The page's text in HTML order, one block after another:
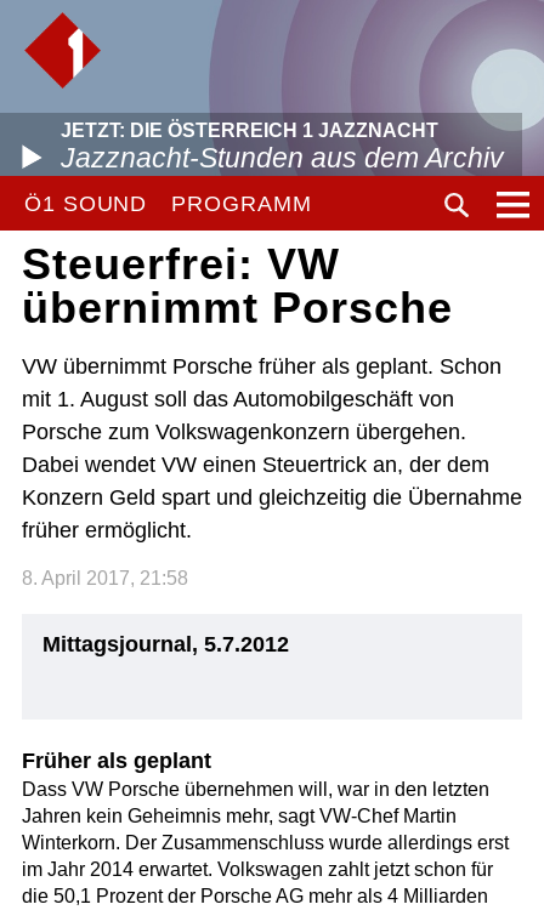
JETZT: DIE ÖSTERREICH 1 JAZZNACHT
Jazznacht-Stunden aus dem Archiv
Ö1 SOUND PROGRAMM
Steuerfrei: VW
übernimmt Porsche
VW übernimmt Porsche früher als geplant. Schon
mit 1. August soll das Automobilgeschäft von
Porsche zum Volkswagenkonzern übergehen.
Dabei wendet VW einen Steuertrick an, der dem
Konzern Geld spart und gleichzeitig die Übernahme
früher ermöglicht.
8. April 2017, 21:58
Mittagsjournal, 5.7.2012
Früher als geplant
Dass VW Porsche übernehmen will, war in den letzten
Jahren kein Geheimnis mehr, sagt VW-Chef Martin
Winterkorn. Der Zusammenschluss wurde allerdings erst
im Jahr 2014 erwartet. Volkswagen zahlt jetzt schon für
die 50,1 Prozent der Porsche AG mehr als 4 Milliarden